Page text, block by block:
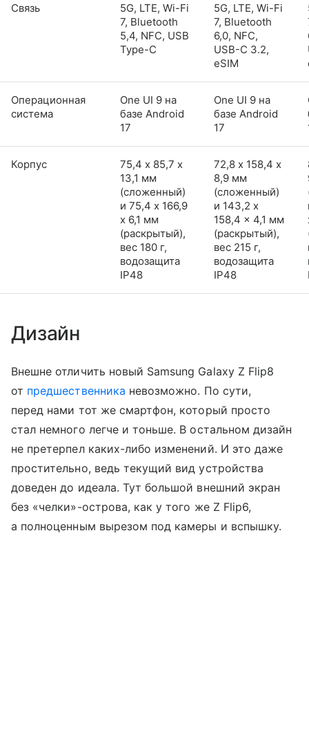
Связь
5G, LTE, Wi-Fi
7, Bluetooth
5,4, NFC, USB
Type-C
5G, LTE, Wi-Fi
7, Bluetooth
6,0, NFC,
USB-C 3.2,
eSIM
Операционная
система
One UI 9 на
базе Android
17
One UI 9 на
базе Android
17
Корпус
75,4 х 85,7 х
13,1 мм
(сложенный)
и 75,4 x 166,9
x 6,1 мм
(раскрытый),
вес 180 г,
водозащита
IP48
72,8 х 158,4 х
8,9 мм
(сложенный)
и 143,2 x
158,4 x 4,1 мм
(раскрытый),
вес 215 г,
водозащита
IP48
Дизайн
Внешне отличить новый Samsung Galaxy Z Flip8
от предшественника невозможно. По сути,
перед нами тот же смартфон, который просто
стал немного легче и тоньше. В остальном дизайн
не претерпел каких-либо изменений. И это даже
простительно, ведь текущий вид устройства
доведен до идеала. Тут большой внешний экран
без «челки»-острова, как у того же Z Flip6,
а полноценным вырезом под камеры и вспышку.